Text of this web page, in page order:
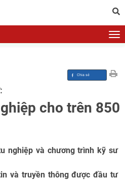
cho trên 850
nghiệp và chương trình kỹ sư
và truyền thông được đầu tư